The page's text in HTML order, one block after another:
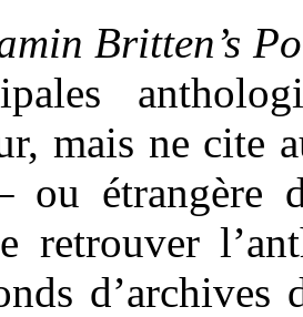
Britten’s
mais ne cite
ou
retrouver
d’archives